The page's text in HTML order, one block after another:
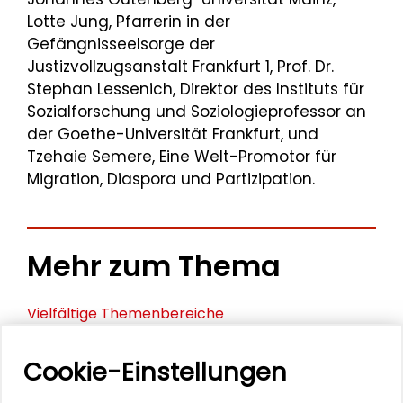
Lotte Jung, Pfarrerin in der
Gefängnisseelsorge der
Justizvollzugsanstalt Frankfurt 1, Prof. Dr.
Stephan Lessenich, Direktor des Instituts für
Sozialforschung und Soziologieprofessor an
der Goethe-Universität Frankfurt, und
Tzehaie Semere, Eine Welt-Promotor für
Migration, Diaspora und Partizipation.
Mehr zum Thema
Vielfältige Themenbereiche
Cookie-Einstellungen